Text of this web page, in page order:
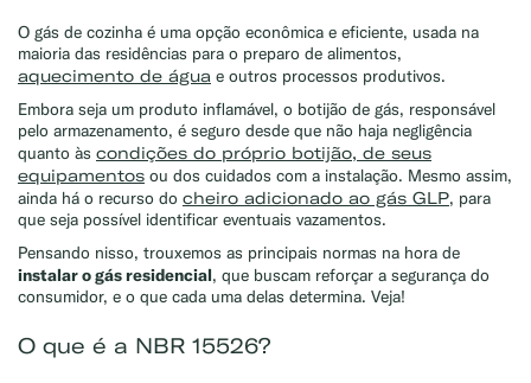
O gás de cozinha é uma opção econômica e eficiente, usada na
maioria das residências para o preparo de alimentos,
aquecimento de água e outros processos produtivos.
Embora seja um produto inflamável, o botijão de gás, responsável
pelo armazenamento, é seguro desde que não haja negligência
quanto às condições do próprio botijão, de seus
equipamentos ou dos cuidados com a instalação. Mesmo assim,
ainda há o recurso do cheiro adicionado ao gás GLP, para
que seja possível identificar eventuais vazamentos.
Pensando nisso, trouxemos as principais normas na hora de
instalar o gás residencial, que buscam reforçar a segurança do
consumidor, e o que cada uma delas determina. Veja!
O que é a NBR 15526?